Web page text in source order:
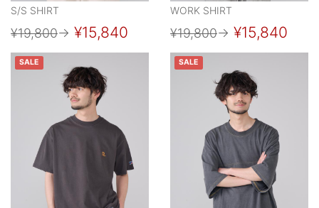
S/S SHIRT
¥19,800→ ¥15,840
WORK SHIRT
¥19,800→ ¥15,840
SALE SALE